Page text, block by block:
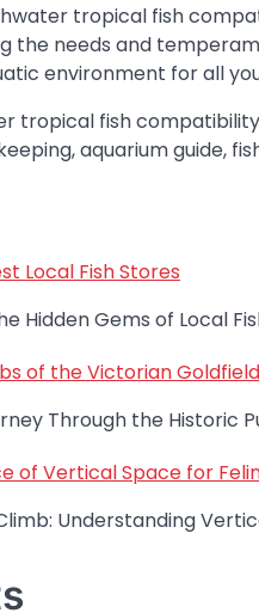
tropical fish
the needs and
environment for all
tropical fish
aquarium guide,
Local Fish Stores
Hidden Gems of Local
of the Victorian
Through the Historic
of Vertical Space for
Understanding